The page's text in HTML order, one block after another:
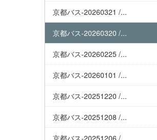
京都バス-20260321 /...
京都バス-20260320 /...
京都バス-20260225 /...
京都バス-20260101 /...
京都バス-20251220 /...
京都バス-20251208 /...
京都バス-20251206 /...